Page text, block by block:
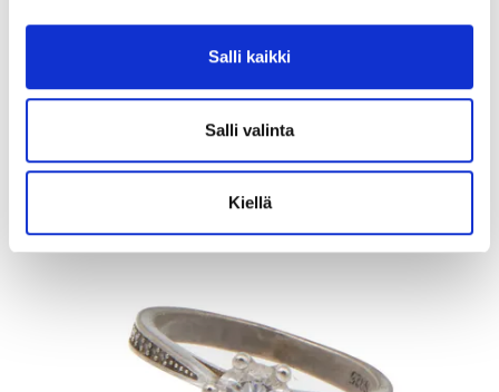
Salli kaikki
Salli valinta
Kiellä
Kaivopihan Pantti